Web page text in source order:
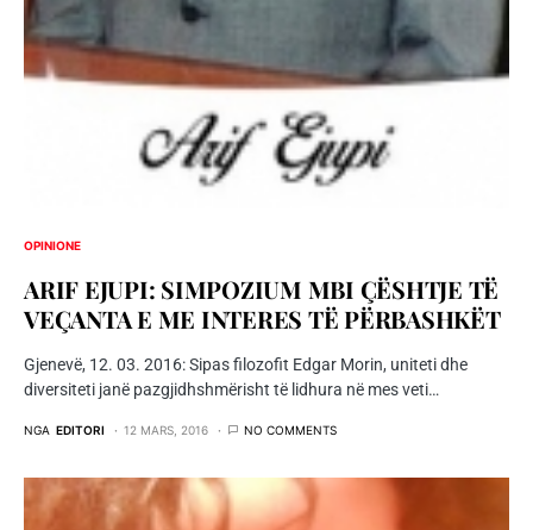
OPINIONE
ARIF EJUPI: SIMPOZIUM MBI ÇËSHTJE TË
VEÇANTA E ME INTERES TË PËRBASHKËT
Gjenevë, 12. 03. 2016: Sipas filozofit Edgar Morin, uniteti dhe
diversiteti janë pazgjidhshmërisht të lidhura në mes veti…
NGA EDITORI 12 MARS, 2016 NO COMMENTS